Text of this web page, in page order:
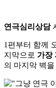
연극심리상담
1편부터 함께
지막으로 가장
의 마지막 벽